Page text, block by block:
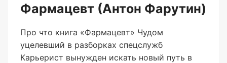
Фармацевт (Антон Фарутин)
Про что книга «Фармацевт» Чудом
уцелевший в разборках спецслужб
Карьерист вынужден искать новый путь в